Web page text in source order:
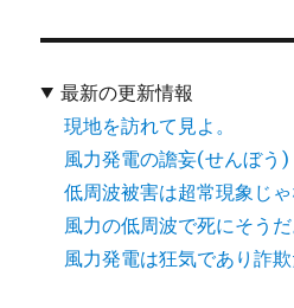
最新の更新情報
現地を訪れて見よ。
風力発電の譫妄(せんぼう)
低周波被害は超常現象じゃ
風力の低周波で死にそうだ
風力発電は狂気であり詐欺